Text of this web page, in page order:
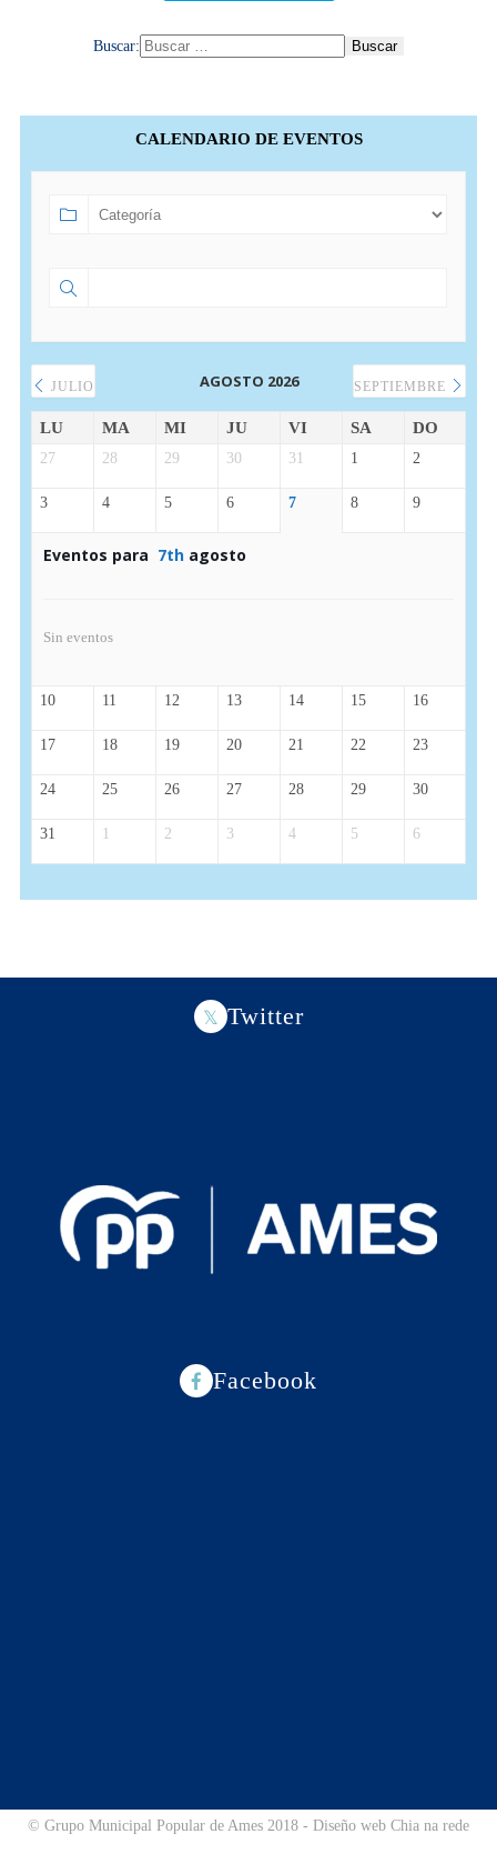
Buscar:
CALENDARIO DE EVENTOS
JULIO AGOSTO 2026 SEPTIEMBRE
LU MA MI JU VI SA DO
27 28 29 30 31 1 2
3 4 5 6 7 8 9
Eventos para 7thagosto
Sin eventos
10 11 12 13 14 15 16
17 18 19 20 21 22 23
24 25 26 27 28 29 30
31 1 2 3 4 5 6
Twitter
Facebook
© Grupo Municipal Popular de Ames 2018 - Diseño web Chia na rede